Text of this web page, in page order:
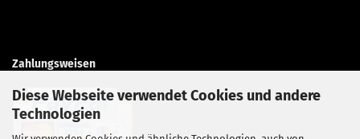
Diese Webseite verwendet Cookies und andere
Technologien
Zahlungsweisen